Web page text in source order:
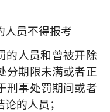
人员不得报考
的人员和曾被开除
分期限未满或者正
刑事处罚期间或者
的人员；